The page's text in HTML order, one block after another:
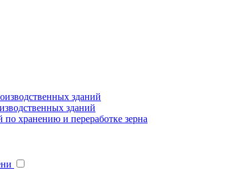
зданий
зданий
хранению и переработке зерна